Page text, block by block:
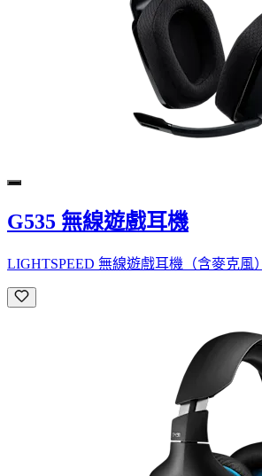
G535 無線遊戲耳機
LIGHTSPEED 無線遊戲耳機（含麥克風）